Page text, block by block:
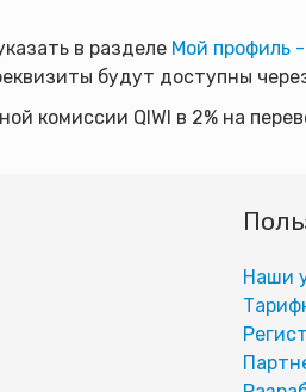
в разделе Мой профиль
будут доступны
комиссии QIWI в 2% на
Наши